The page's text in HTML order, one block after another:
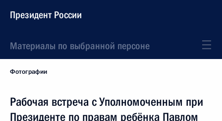
Президент России
Материалы по выбранной персоне
Фотографии
Рабочая встреча с Уполномоченным при
Президенте по правам ребёнка Павлом